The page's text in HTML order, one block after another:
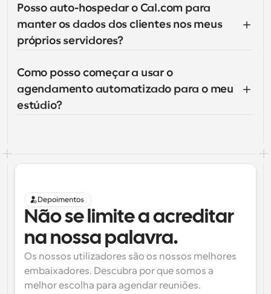
Posso auto-hospedar o Cal.com para
manter os dados dos clientes nos meus
próprios servidores?
Como posso começar a usar o
agendamento automatizado para o meu
estúdio?
Depoimentos
Não se limite a acreditar
na nossa palavra.
Os nossos utilizadores são os nossos melhores
embaixadores. Descubra por que somos a
melhor escolha para agendar reuniões.